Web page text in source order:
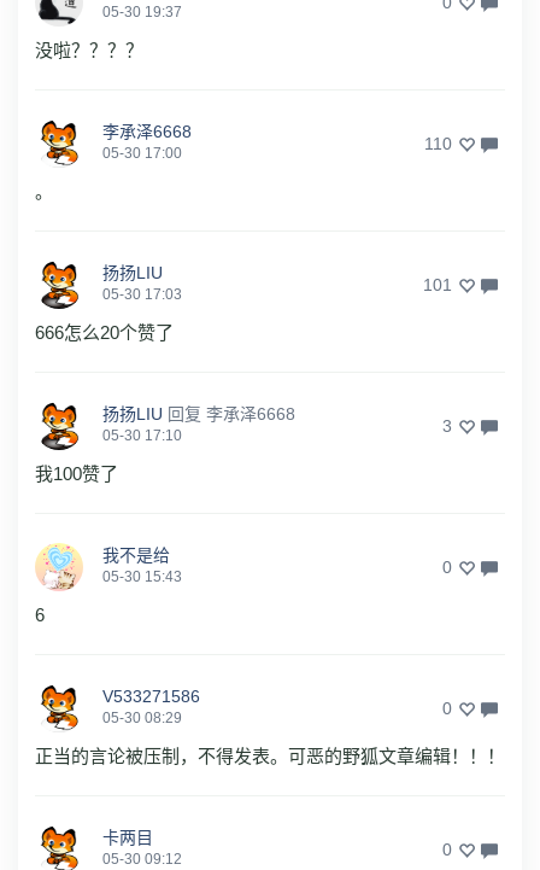
05-30 19:37
没啦？？？？
李承泽6668
05-30 17:00 110
。
扬扬LIU
05-30 17:03 101
666怎么20个赞了
扬扬LIU 回复 李承泽6668
05-30 17:10 3
我100赞了
我不是给
05-30 15:43 0
6
V533271586
05-30 08:29 0
正当的言论被压制，不得发表。可恶的野狐文章编辑！！！
卡两目
05-30 09:12 0